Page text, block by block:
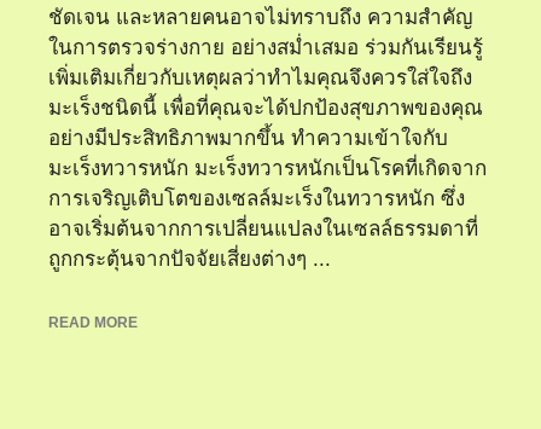
ชัดเจน และหลายคนอาจไม่ทราบถึง ความสำคัญ
ในการตรวจร่างกาย อย่างสม่ำเสมอ ร่วมกันเรียนรู้
เพิ่มเติมเกี่ยวกับเหตุผลว่าทำไมคุณจึงควรใส่ใจถึง
มะเร็งชนิดนี้ เพื่อที่คุณจะได้ปกป้องสุขภาพของคุณ
อย่างมีประสิทธิภาพมากขึ้น ทำความเข้าใจกับ
มะเร็งทวารหนัก มะเร็งทวารหนักเป็นโรคที่เกิดจาก
การเจริญเติบโตของเซลล์มะเร็งในทวารหนัก ซึ่ง
อาจเริ่มต้นจากการเปลี่ยนแปลงในเซลล์ธรรมดาที่
ถูกกระตุ้นจากปัจจัยเสี่ยงต่างๆ ...
READ MORE